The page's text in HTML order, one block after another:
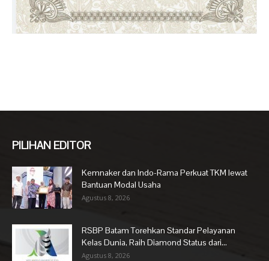
PILIHAN EDITOR
Kemnaker dan Indo-Rama Perkuat TKM lewat
Bantuan Modal Usaha
Agustus 8, 2026
RSBP Batam Torehkan Standar Pelayanan
Kelas Dunia, Raih Diamond Status dari...
Agustus 8, 2026